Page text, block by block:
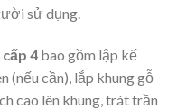
sử dụng.
4 bao gồm lập kế
(nếu cần), lắp khung gỗ
cao lên khung, trát trần